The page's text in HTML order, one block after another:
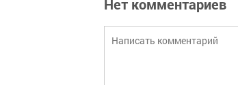
Нет комментариев